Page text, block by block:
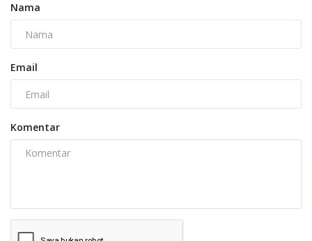
Nama
Email
Komentar